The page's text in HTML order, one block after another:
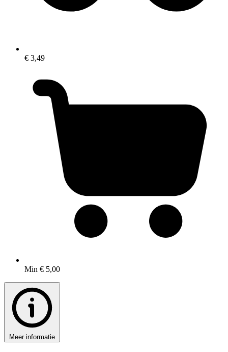
€ 3,49
Min € 5,00
Meer informatie